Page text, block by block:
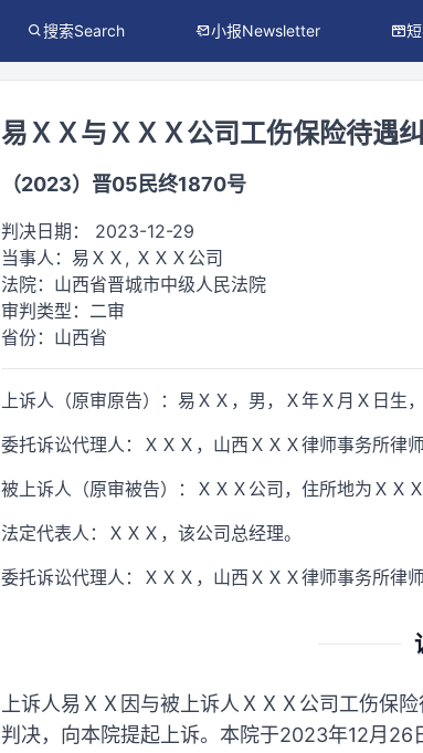
搜索Search 小报Newsletter
易ＸＸ与ＸＸＸ公司工伤保险待遇
（2023）晋05民终1870号
判决日期： 2023-12-29
当事人： 易ＸＸ, ＸＸＸ公司
法院： 山西省晋城市中级人民法院
审判类型： 二审
省份： 山西省
上诉人（原审原告）：易ＸＸ，男，Ｘ年Ｘ月Ｘ日生
委托诉讼代理人：ＸＸＸ，山西ＸＸＸ律师事务所律师
被上诉人（原审被告）：ＸＸＸ公司，住所地为ＸＸ
法定代表人：ＸＸＸ，该公司总经理。
委托诉讼代理人：ＸＸＸ，山西ＸＸＸ律师事务所律师
上诉人易ＸＸ因与被上诉人ＸＸＸ公司工伤保
判决，向本院提起上诉。本院于2023年12月26